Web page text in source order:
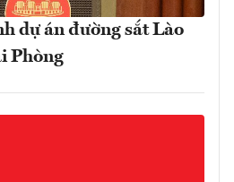
dự án đường sắt Lào
Phòng